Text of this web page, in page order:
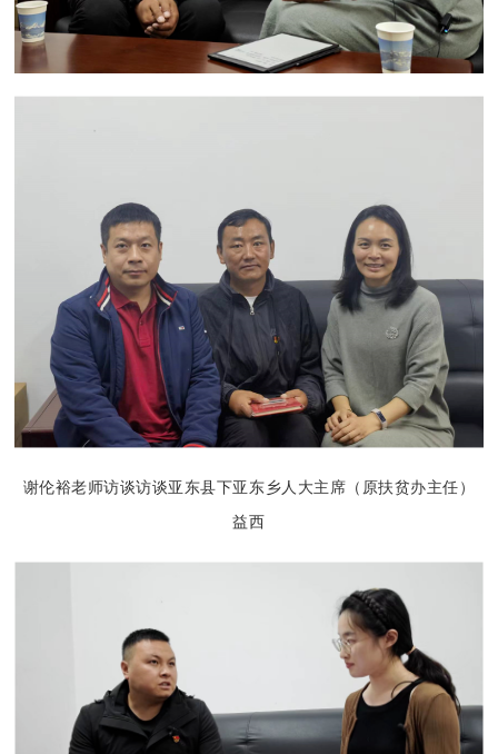
谢伦裕老师访谈访谈亚东县下亚东乡人大主席（原扶贫办主任）
益西